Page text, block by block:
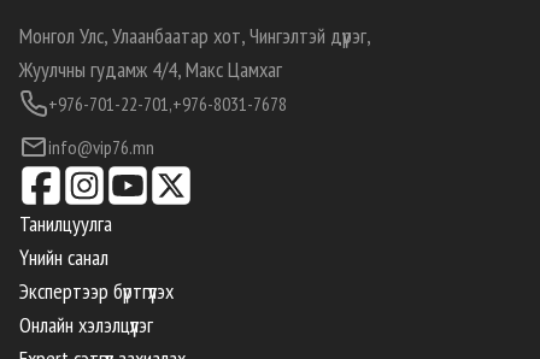
Монгол Улс, Улаанбаатар хот, Чингэлтэй дүүрэг,
Жуулчны гудамж 4/4, Макс Цамхаг
+976-701-22-701,+976-8031-7678
info@vip76.mn
Танилцуулга
Үнийн санал
Экспертээр бүртгүүлэх
Онлайн хэлэлцүүлэг